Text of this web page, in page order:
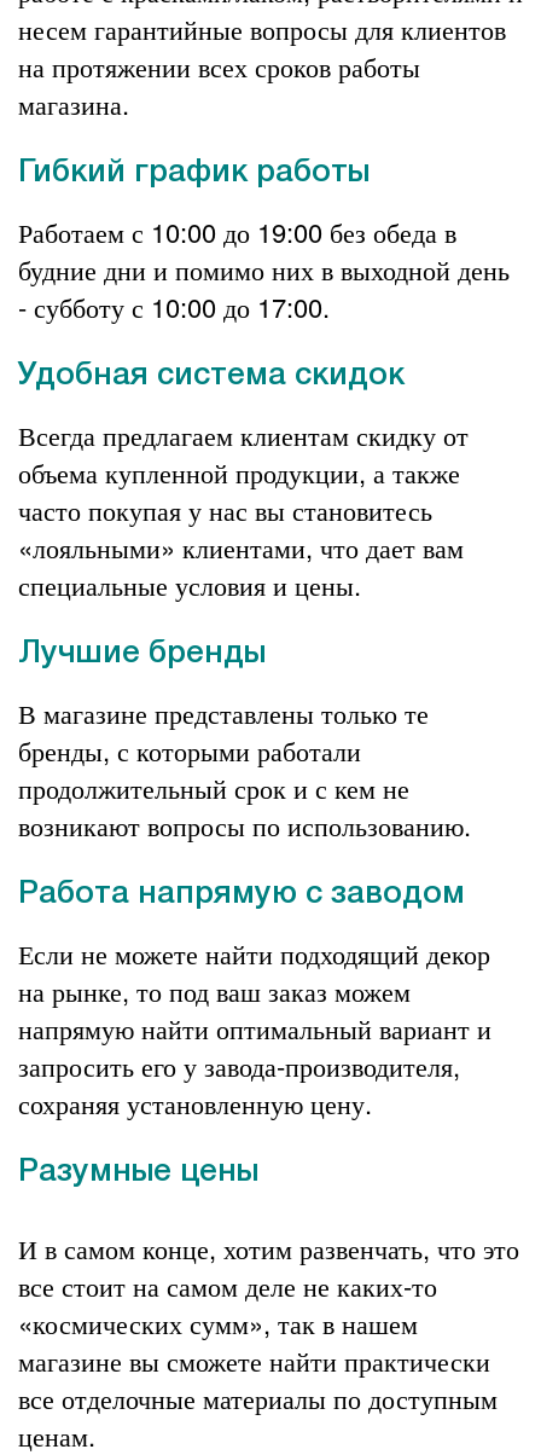
несем гарантийные вопросы для клиентов
на протяжении всех сроков работы
магазина.
Гибкий график работы
Работаем с 10:00 до 19:00 без обеда в
будние дни и помимо них в выходной день
- субботу с 10:00 до 17:00.
Удобная система скидок
Всегда предлагаем клиентам скидку от
объема купленной продукции, а также
часто покупая у нас вы становитесь
«лояльными» клиентами, что дает вам
специальные условия и цены.
Лучшие бренды
В магазине представлены только те
бренды, с которыми работали
продолжительный срок и с кем не
возникают вопросы по использованию.
Работа напрямую с заводом
Если не можете найти подходящий декор
на рынке, то под ваш заказ можем
напрямую найти оптимальный вариант и
запросить его у завода-производителя,
сохраняя установленную цену.
Разумные цены
И в самом конце, хотим развенчать, что это
все стоит на самом деле не каких-то
«космических сумм», так в нашем
магазине вы сможете найти практически
все отделочные материалыпо доступным
ценам.